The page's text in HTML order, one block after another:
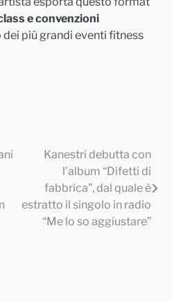
e convenzioni
dei più grandi eventi fitness
Kanestri debutta con
l’album “Difetti di
fabbrica”, dal quale è
estratto il singolo in radio
“Me lo so aggiustare”